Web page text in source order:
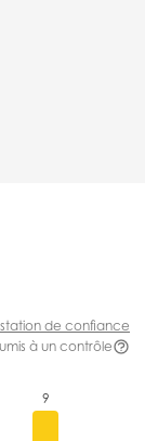
de confiance
à un contrôle
9